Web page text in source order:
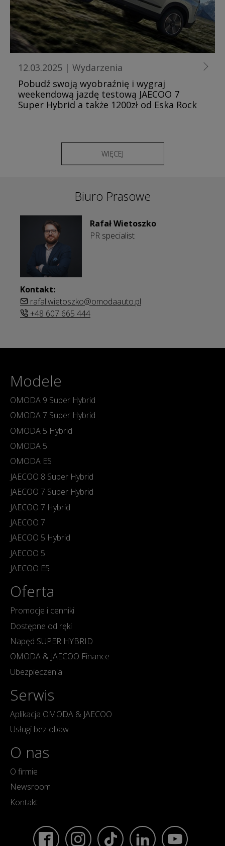
12.03.2025 | Wydarzenia
Pobudź swoją wyobraźnię i wygraj
weekendową jazdę testową JAECOO 7
Super Hybrid a także 1200zł od Eska Rock
WIĘCEJ
Biuro Prasowe
Rafał Wietoszko
PR specialist
Kontakt:
rafal.wietoszko@omodaauto.pl
+48 607 665 444
Modele
OMODA 9 Super Hybrid
OMODA 7 Super Hybrid
OMODA 5 Hybrid
OMODA 5
OMODA E5
JAECOO 8 Super Hybrid
JAECOO 7 Super Hybrid
JAECOO 7 Hybrid
JAECOO 7
JAECOO 5 Hybrid
JAECOO 5
JAECOO E5
Oferta
Promocje i cenniki
Dostępne od ręki
Napęd SUPER HYBRID
OMODA & JAECOO Finance
Ubezpieczenia
Serwis
Aplikacja OMODA & JAECOO
Usługi bez obaw
O nas
O firmie
Newsroom
Kontakt